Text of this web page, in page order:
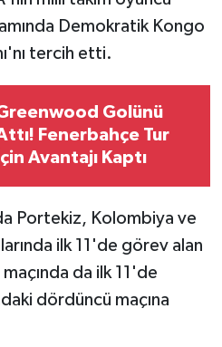
Demokratik Kongo
tercih etti.
Golünü
Fenerbahçe Tur
İçin Avantajı Kaptı
Portekiz, Kolombiya ve
ilk 11'de görev alan
da ilk 11'de
dördüncü maçına